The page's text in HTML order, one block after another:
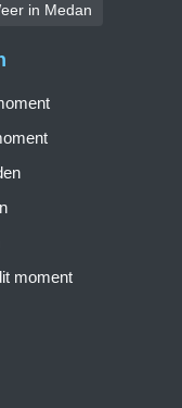
in Medan
moment